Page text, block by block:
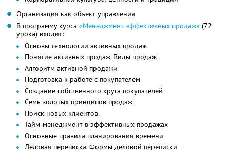
Организация как объект управления
В программу курса «Менеджмент эффективных продаж» (72
урока) входит:
Основы технологии активных продаж
Понятие активных продаж. Виды продаж
Алгоритм активной продажи
Подготовка к работе с покупателем
Создание собственного круга покупателей
Семь золотых принципов продаж
Поиск новых клиентов.
Тайм-менеджмент в эффективных продажах
Основные правила планирования времени
Деловая переписка. Формы деловой переписки